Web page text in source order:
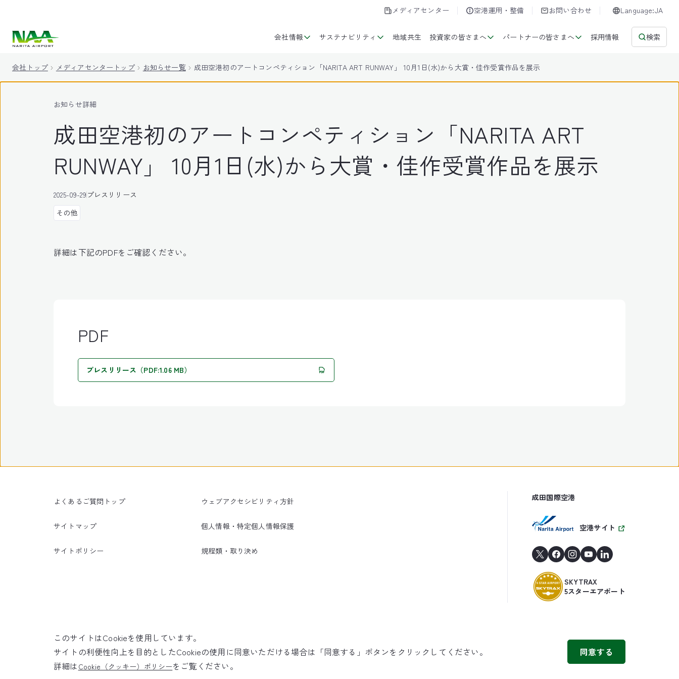
メディアセンター 空港運用・整備 お問い合わせ Language:JA
会社情報 サステナビリティ 地域共生 投資家の皆さまへ パートナーの皆さまへ 採用情報 検索
会社トップ メディアセンタートップ お知らせ一覧 成田空港初のアートコンペティション「NARITA ART RUNWAY」 10月1日(水)から大賞・佳作受賞作品を展示
お知らせ詳細
成田空港初のアートコンペティション「NARITA ART
RUNWAY」 10月1日(水)から大賞・佳作受賞作品を展示
2025-09-29プレスリリース
その他
詳細は下記のPDFをご確認ください。
PDF
プレスリリース（PDF:1.06 MB）
よくあるご質問トップ
サイトマップ
サイトポリシー
ウェブアクセシビリティ方針
個人情報・特定個人情報保護
規程類・取り決め
成田国際空港
空港サイト
SKYTRAX
5スターエアポート
©NARITA INTERNATIONAL AIRPORT CORPORATION
このサイトはCookieを使用しています。
サイトの利便性向上を目的としたCookieの使用に同意いただける場合は「同意する」ボタンをクリックしてください。
詳細は Cookie（クッキー）ポリシーをご覧ください。
同意する